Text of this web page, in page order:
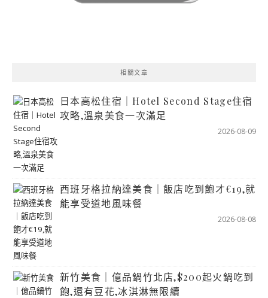
相關文章
日本高松住宿｜Hotel Second Stage住宿
攻略,溫泉美食一次滿足
2026-08-09
西班牙格拉納達美食｜飯店吃到飽才€19,就
能享受道地風味餐
2026-08-08
新竹美食｜億品鍋竹北店,$200起火鍋吃到
飽,還有豆花,冰淇淋無限續